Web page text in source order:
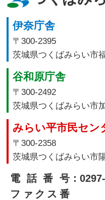
伊奈庁舎
〒300-2395
茨城県つくばみらい市
谷和原庁舎
〒300-2492
茨城県つくばみらい市
みらい平市民セン
〒300-2358
茨城県つくばみらい市
電話番号：
ファクス番